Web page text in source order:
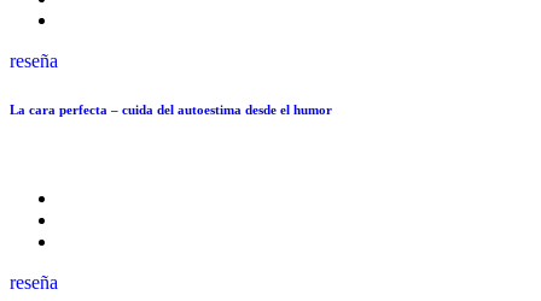
reseña
La cara perfecta – cuida del autoestima desde el humor
reseña